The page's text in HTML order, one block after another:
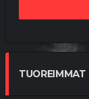
TUOREIMMAT